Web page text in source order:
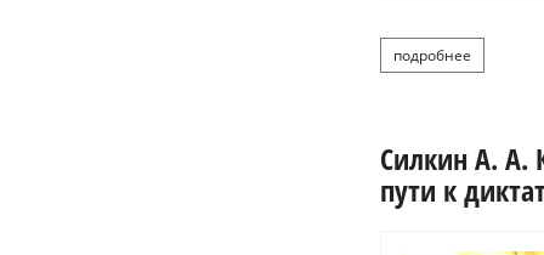
подробнее
Силкин А. А.
пути к